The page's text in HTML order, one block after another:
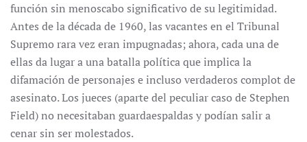
función sin menoscabo significativo de su legitimidad.
Antes de la década de 1960, las vacantes en el Tribunal
Supremo rara vez eran impugnadas; ahora, cada una de
ellas da lugar a una batalla política que implica la
difamación de personajes e incluso verdaderos complot de
asesinato. Los jueces (aparte del peculiar caso de Stephen
Field) no necesitaban guardaespaldas y podían salir a
cenar sin ser molestados.